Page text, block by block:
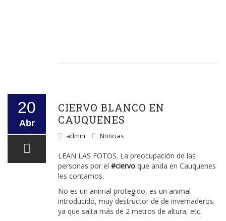
20
Abr
CIERVO BLANCO EN
CAUQUENES
admin Noticias
LEAN LAS FOTOS. La preocupación de las
personas por el #ciervo que anda en Cauquenes
les contamos.
No es un animal protegido, es un animal
introducido, muy destructor de de invernaderos
ya que salta más de 2 metros de altura, etc.